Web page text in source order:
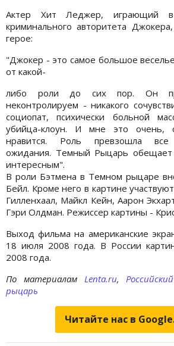
Актер Хит Леджер, играющий
криминального авторитета
герое:
"Джокер - это самое большое
от какой-
либо роли до сих пор. Он
неконтролируем - никакого
социопат, психически больной
убийца-клоун. И мне это очень,
нравится. Роль превзошла
ожидания. Темный Рыцарь
интересным".
В роли Бэтмена в Темном рыцаре
Бейл. Кроме него в картине
Гилленхаал, Майкл Кейн, Аарон
Гэри Олдман. Режиссер картины -
Выход фильма на американские
18 июля 2008 года. В России
2008 года.
По материалам Lenta.ru,
рыцарь
Читайте нас в